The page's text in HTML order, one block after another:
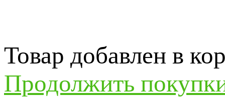
Товар добавлен в
Продолжить